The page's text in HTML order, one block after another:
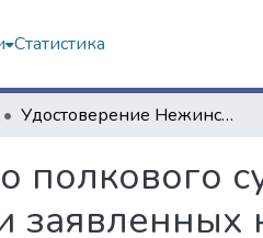
Статистика
Удостоверение Нежинского полкового судьи Кролевецкому сотнику об удовлетворении заявленных к нему Рыльскими купцами претензий, 1656 г., 25 сентября
полкового